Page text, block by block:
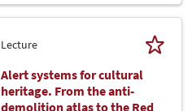
Lecture
Alert systems for cultural
heritage. From the anti-
demolition atlas to the Red